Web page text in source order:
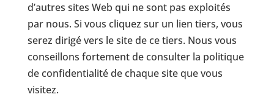
d’autres sites Web qui ne sont pas exploités
par nous. Si vous cliquez sur un lien tiers, vous
serez dirigé vers le site de ce tiers. Nous vous
conseillons fortement de consulter la politique
de confidentialité de chaque site que vous
visitez.